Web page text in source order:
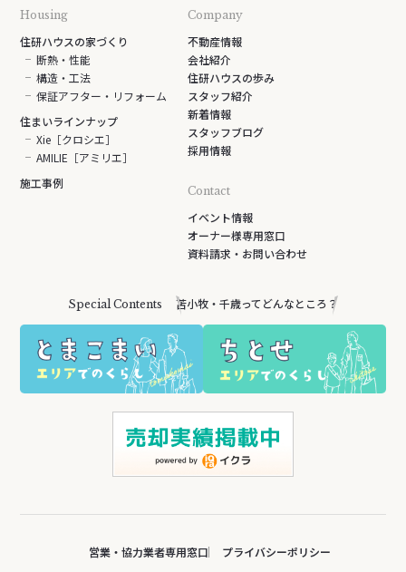
Housing
住研ハウスの家づくり
断熱・性能
構造・工法
保証アフター・リフォーム
住まいラインナップ
Xie［クロシエ］
AMILIE［アミリエ］
施工事例
Company
不動産情報
会社紹介
住研ハウスの歩み
スタッフ紹介
新着情報
スタッフブログ
採用情報
Contact
イベント情報
オーナー様専用窓口
資料請求・お問い合わせ
Special Contents 苫小牧・千歳ってどんなところ？
営業・協力業者専用窓口 プライバシーポリシー